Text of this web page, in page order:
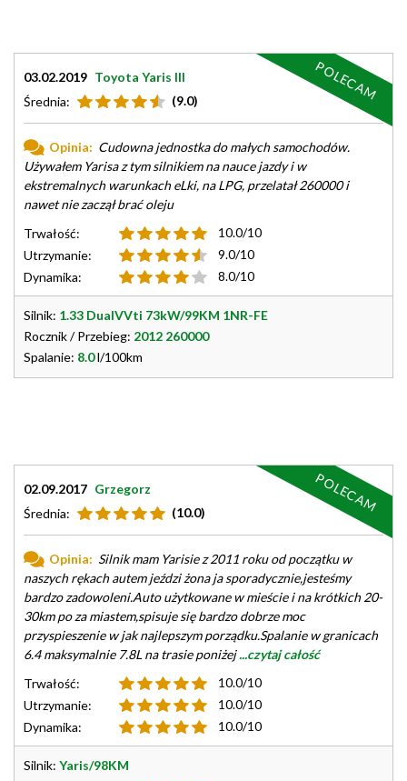
03.02.2019 Toyota Yaris III
Średnia:
(9.0)
Opinia: Cudowna jednostka do małych samochodów.
Używałem Yarisa z tym silnikiem na nauce jazdy i w
ekstremalnych warunkach eLki, na LPG, przelatał 260000 i
nawet nie zaczął brać oleju
Trwałość:
10.0/10
Utrzymanie:
9.0/10
Dynamika:
8.0/10
Silnik: 1.33 DualVVti 73kW/99KM 1NR-FE
Rocznik / Przebieg: 2012 260000
Spalanie: 8.0l/100km
POLECAM
02.09.2017 Grzegorz
Średnia:
(10.0)
Opinia: Silnik mam Yarisie z 2011 roku od początku w
naszych rękach autem jeździ żona ja sporadycznie,jesteśmy
bardzo zadowoleni.Auto użytkowane w mieście i na krótkich 20-
30km po za miastem,spisuje się bardzo dobrze moc
przyspieszenie w jak najlepszym porządku.Spalanie w granicach
6.4 maksymalnie 7.8L na trasie poniżej...czytaj całość
Trwałość:
10.0/10
Utrzymanie:
10.0/10
Dynamika:
10.0/10
Silnik: Yaris/98KM
POLECAM